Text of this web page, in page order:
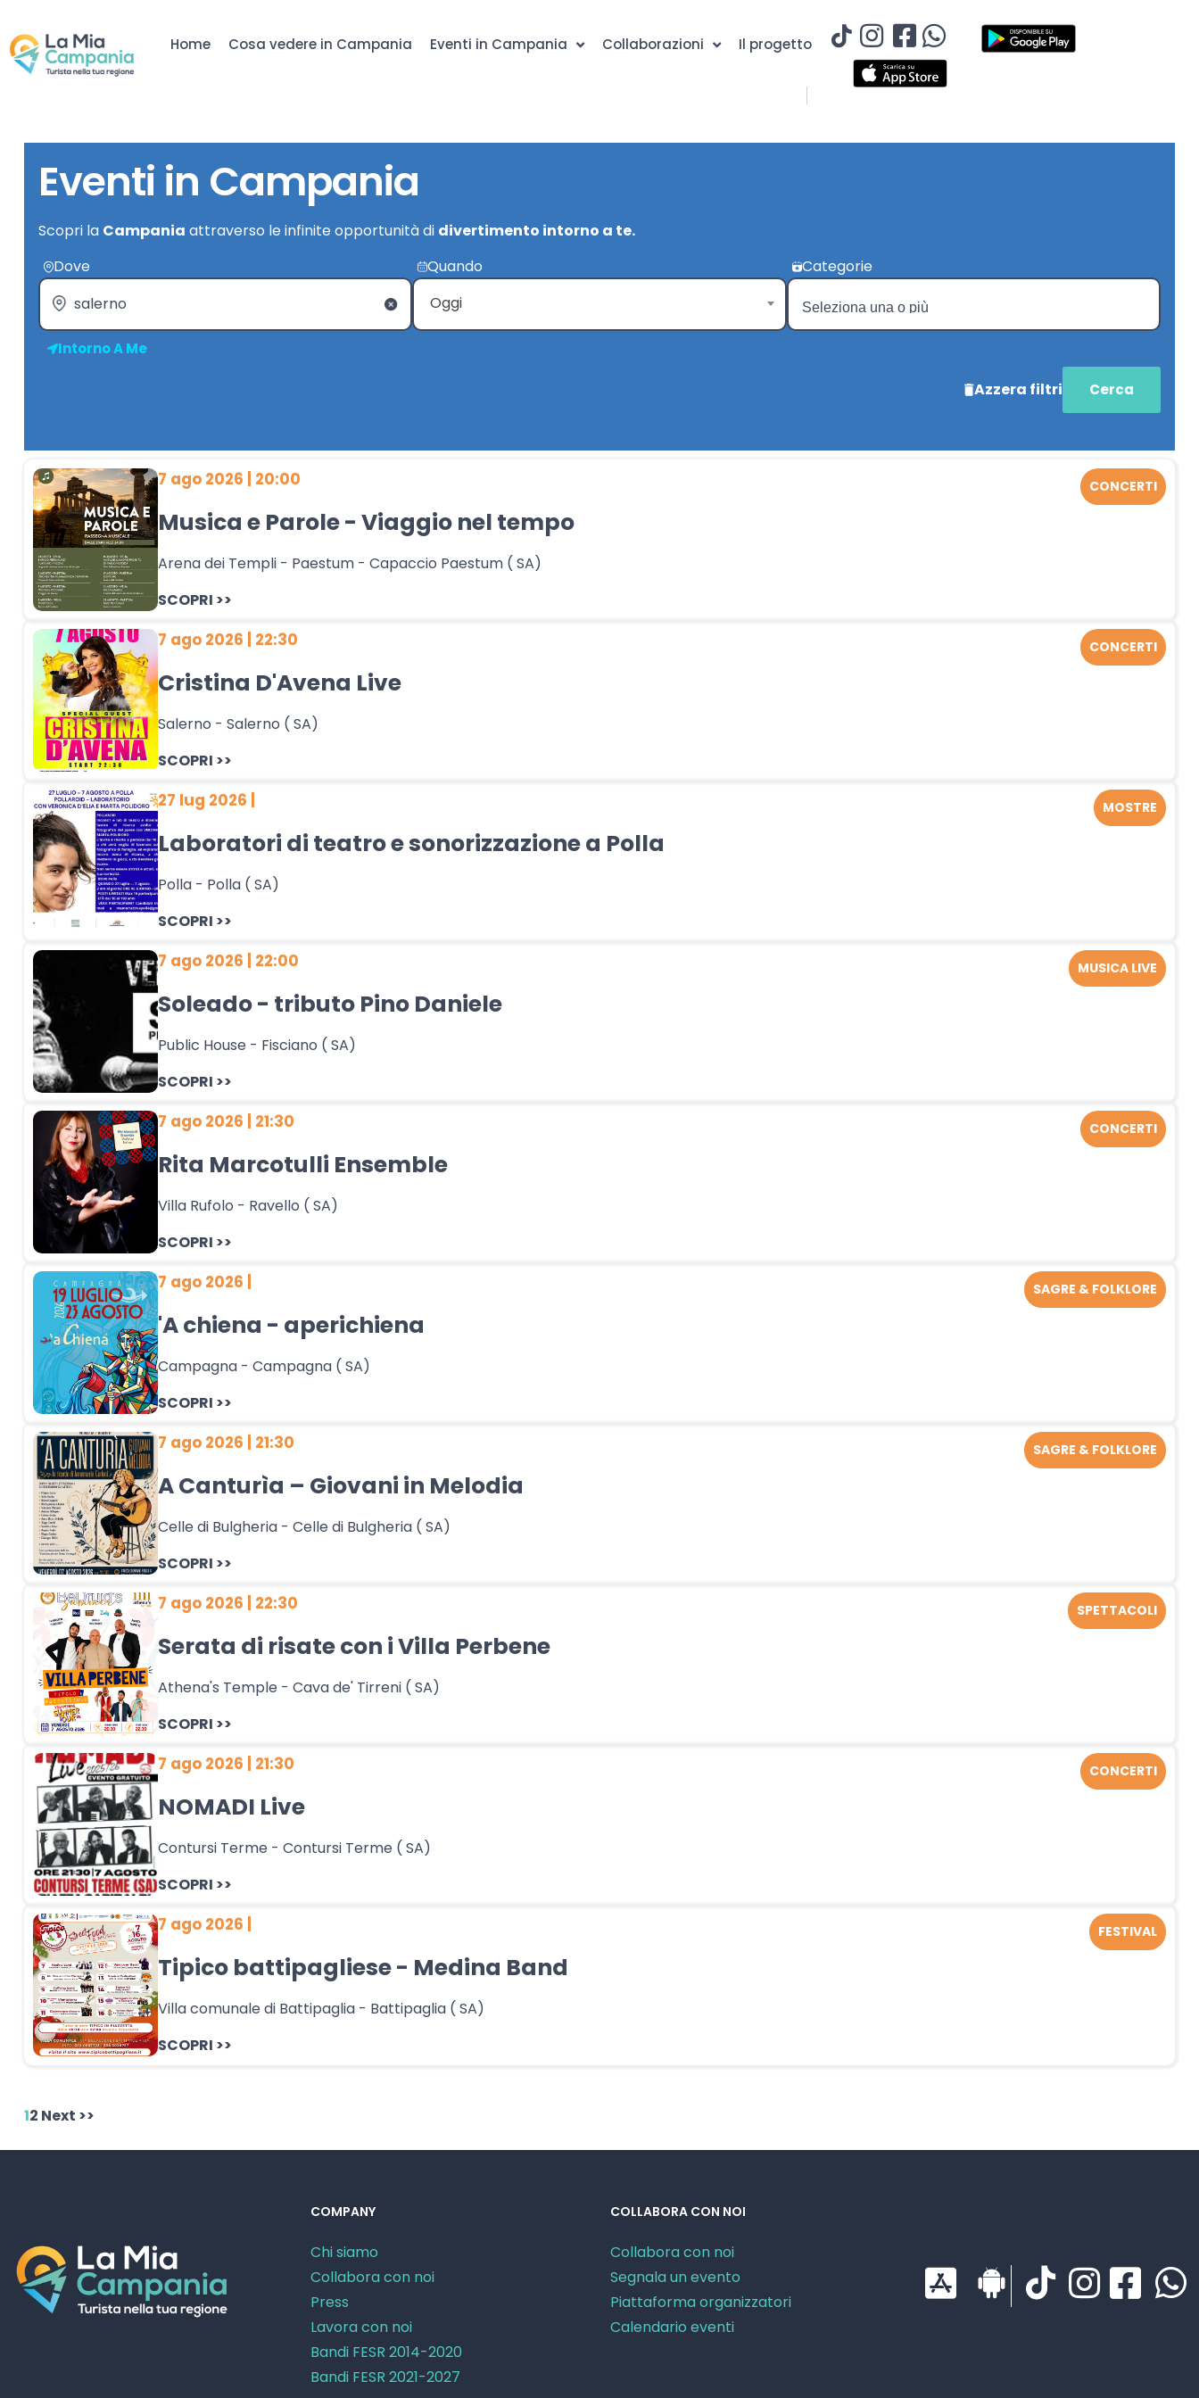
Home Cosa vedere in Campania Eventi in Campania Collaborazioni Il progetto
Eventi in Campania
Scopri la Campania attraverso le infinite opportunità di divertimento intorno a te.
Dove
Intorno A Me
Quando
Oggi
Categorie
Azzera filtri
7 ago 2026 | 20:00
Musica e Parole - Viaggio nel tempo
Arena dei Templi - Paestum - Capaccio Paestum ( SA)
SCOPRI >>
CONCERTI
7 ago 2026 | 22:30
Cristina D'Avena Live
Salerno - Salerno ( SA)
SCOPRI >>
CONCERTI
27 lug 2026 |
Laboratori di teatro e sonorizzazione a Polla
Polla - Polla ( SA)
SCOPRI >>
MOSTRE
7 ago 2026 | 22:00
Soleado - tributo Pino Daniele
Public House - Fisciano ( SA)
SCOPRI >>
MUSICA LIVE
7 ago 2026 | 21:30
Rita Marcotulli Ensemble
Villa Rufolo - Ravello ( SA)
SCOPRI >>
CONCERTI
7 ago 2026 |
'A chiena - aperichiena
Campagna - Campagna ( SA)
SCOPRI >>
SAGRE & FOLKLORE
7 ago 2026 | 21:30
A Canturìa – Giovani in Melodia
Celle di Bulgheria - Celle di Bulgheria ( SA)
SCOPRI >>
SAGRE & FOLKLORE
7 ago 2026 | 22:30
Serata di risate con i Villa Perbene
Athena's Temple - Cava de' Tirreni ( SA)
SCOPRI >>
SPETTACOLI
7 ago 2026 | 21:30
NOMADI Live
Contursi Terme - Contursi Terme ( SA)
SCOPRI >>
CONCERTI
7 ago 2026 |
Tipico battipagliese - Medina Band
Villa comunale di Battipaglia - Battipaglia ( SA)
SCOPRI >>
FESTIVAL
12 Next >>
COMPANY
Chi siamo
Collabora con noi
Press
Lavora con noi
Bandi FESR 2014-2020
Bandi FESR 2021-2027
COLLABORA CON NOI
Collabora con noi
Segnala un evento
Piattaforma organizzatori
Calendario eventi